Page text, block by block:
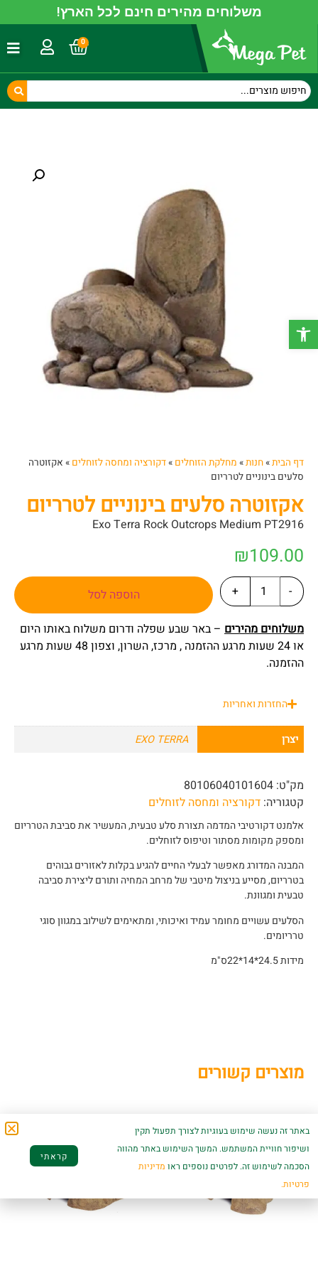
פתח סרגל נגישות
משלוחים מהירים חינם לכל הארץ!
0
דף הבית»חנות» מחלקת הזוחלים »דקורציה ומחסה לזוחלים » אקזוטרה
סלעים בינוניים לטרריום
אקזוטרה סלעים בינוניים לטרריום
Exo Terra Rock Outcrops Medium PT2916
₪109.00
-
+
הוספה לסל
משלוחים מהירים – באר שבע שפלה ודרום משלוח באותו היום
או 24 שעות מרגע ההזמנה , מרכז, השרון, וצפון 48 שעות מרגע
ההזמנה.
החזרות ואחריות
יצרן EXO TERRA
מק"ט: 80106040101604
קטגוריה: דקורציה ומחסה לזוחלים
אלמנט דקורטיבי המדמה תצורת סלע טבעית, המעשיר את סביבת הטרריום
ומספק מקומות מסתור וטיפוס לזוחלים.
המבנה המדורג מאפשר לבעלי החיים להגיע בקלות לאזורים גבוהים
בטרריום, מסייע בניצול מיטבי של מרחב המחיה ותורם ליצירת סביבה
טבעית ומגוונת.
הסלעים עשויים מחומר עמיד ואיכותי, ומתאימים לשילוב במגוון סוגי
טרריומים.
מידות 24.5*14*22ס"מ
מוצרים קשורים
באתר זה נעשה שימוש בעוגיות לצורך תפעול תקין
ושיפור חוויית המשתמש. המשך השימוש באתר מהווה
הסכמה לשימוש זה. לפרטים נוספים ראו מדיניות
פרטיות.
קראתי